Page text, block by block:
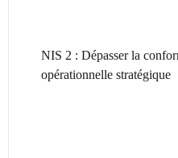
NIS 2 : Dépasser la
opérationnelle stratégique